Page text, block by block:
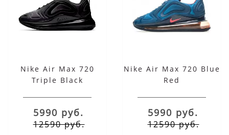
Nike Air Max 720
Triple Black
5990 руб.
12590 руб.
Nike Air Max 720 Blue
Red
5990 руб.
12590 руб.